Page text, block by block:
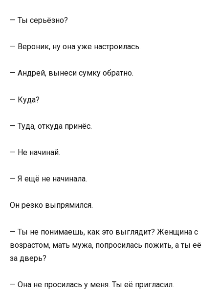
— Ты серьёзно?
— Вероник, ну она уже настроилась.
— Андрей, вынеси сумку обратно.
— Куда?
— Туда, откуда принёс.
— Не начинай.
— Я ещё не начинала.
Он резко выпрямился.
— Ты не понимаешь, как это выглядит? Женщина с
возрастом, мать мужа, попросилась пожить, а ты её
за дверь?
— Она не просилась у меня. Ты её пригласил.